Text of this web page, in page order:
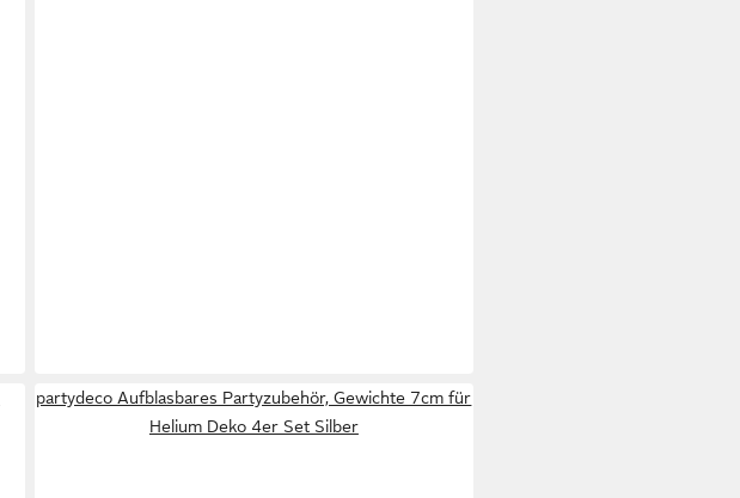
partydeco Aufblasbares Partyzubehör, Gewichte 7cm für
Helium Deko 4er Set Silber